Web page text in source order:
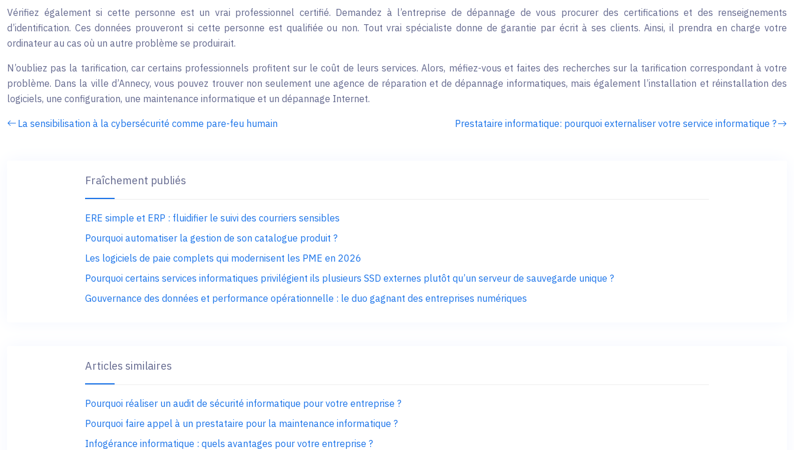
Vérifiez également si cette personne est un vrai professionnel certifié. Demandez à l’entreprise de dépannage de vous procurer des certifications et des renseignements
d’identification. Ces données prouveront si cette personne est qualifiée ou non. Tout vrai spécialiste donne de garantie par écrit à ses clients. Ainsi, il prendra en charge votre
ordinateur au cas où un autre problème se produirait.
N’oubliez pas la tarification, car certains professionnels profitent sur le coût de leurs services. Alors, méfiez-vous et faites des recherches sur la tarification correspondant à votre
problème. Dans la ville d’Annecy, vous pouvez trouver non seulement une agence de réparation et de dépannage informatiques, mais également l’installation et réinstallation des
logiciels, une configuration, une maintenance informatique et un dépannage Internet.
La sensibilisation à la cybersécurité comme pare-feu humain Prestataire informatique: pourquoi externaliser votre service informatique ?
Fraîchement publiés
ERE simple et ERP : fluidifier le suivi des courriers sensibles
Pourquoi automatiser la gestion de son catalogue produit ?
Les logiciels de paie complets qui modernisent les PME en 2026
Pourquoi certains services informatiques privilégient ils plusieurs SSD externes plutôt qu’un serveur de sauvegarde unique ?
Gouvernance des données et performance opérationnelle : le duo gagnant des entreprises numériques
Articles similaires
Pourquoi réaliser un audit de sécurité informatique pour votre entreprise ?
Pourquoi faire appel à un prestataire pour la maintenance informatique ?
Infogérance informatique : quels avantages pour votre entreprise ?